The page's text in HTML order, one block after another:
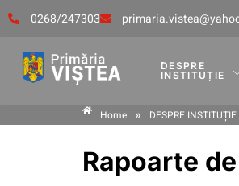
0268/247303
DESPRE
INSTITUȚIE
Home » DESPRE INSTITUȚIE
Rapoarte